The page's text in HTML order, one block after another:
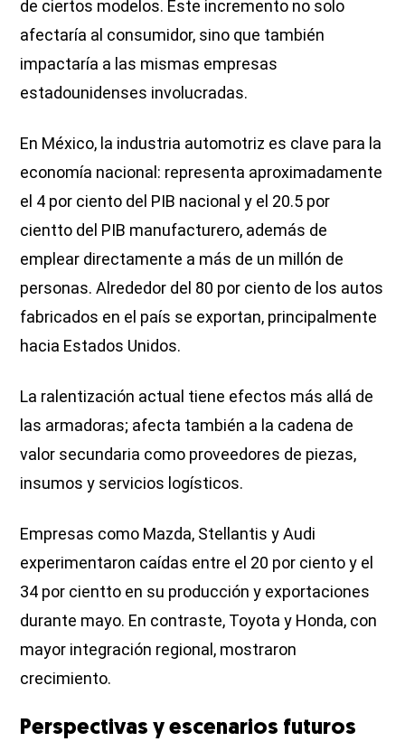
de ciertos modelos. Este incremento no solo
afectaría al consumidor, sino que también
impactaría a las mismas empresas
estadounidenses involucradas.
En México, la industria automotriz es clave para la
economía nacional: representa aproximadamente
el 4 por ciento del PIB nacional y el 20.5 por
cientto del PIB manufacturero, además de
emplear directamente a más de un millón de
personas. Alrededor del 80 por ciento de los autos
fabricados en el país se exportan, principalmente
hacia Estados Unidos.
La ralentización actual tiene efectos más allá de
las armadoras; afecta también a la cadena de
valor secundaria como proveedores de piezas,
insumos y servicios logísticos.
Empresas como Mazda, Stellantis y Audi
experimentaron caídas entre el 20 por ciento y el
34 por cientto en su producción y exportaciones
durante mayo. En contraste, Toyota y Honda, con
mayor integración regional, mostraron
crecimiento.
Perspectivas y escenarios futuros